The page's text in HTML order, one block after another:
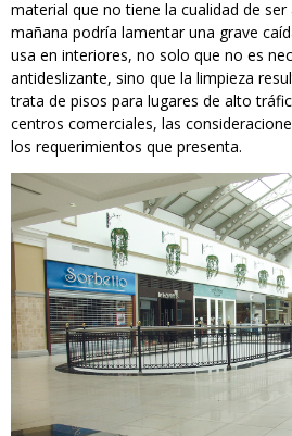
material que no tiene la cualidad de
mañana podría lamentar una grave
usa en interiores, no solo que no es
antideslizante, sino que la limpieza
trata de pisos para lugares de alto
centros comerciales, las
los requerimientos que presenta.